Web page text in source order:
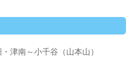
津南～小千谷（山本山）